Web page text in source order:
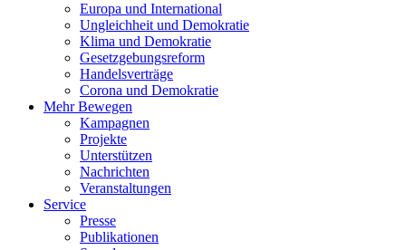
Europa und International
Ungleichheit und Demokratie
Klima und Demokratie
Gesetzgebungsreform
Handelsverträge
Corona und Demokratie
Mehr Bewegen
Kampagnen
Projekte
Unterstützen
Nachrichten
Veranstaltungen
Service
Presse
Publikationen